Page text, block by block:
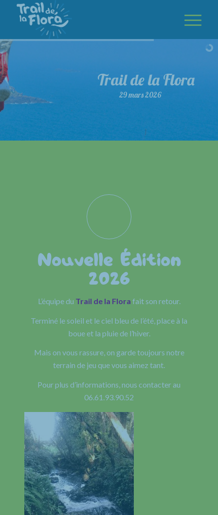
Trail de la Flora
29 mars 2026
Nouvelle Édition
2026
L’équipe du Trail de la Flora fait son retour.
Terminé le soleil et le ciel bleu de l’été, place à la
boue et la pluie de l’hiver.
Mais on vous rassure, on garde toujours notre
terrain de jeu que vous aimez tant.
Pour plus d’informations, nous contacter au
06.61.93.90.52